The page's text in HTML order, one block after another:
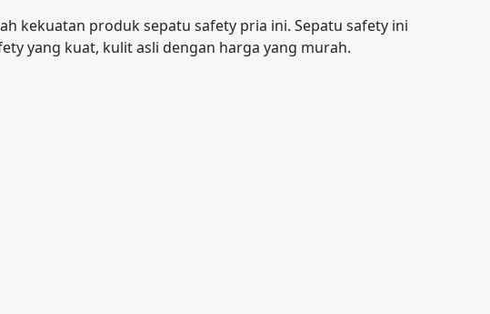
kekuatan produk sepatu safety pria ini. Sepatu safety ini
yang kuat, kulit asli dengan harga yang murah.